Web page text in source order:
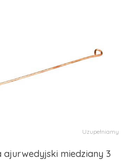
Uzupełniamy
ajurwedyjski miedziany 3